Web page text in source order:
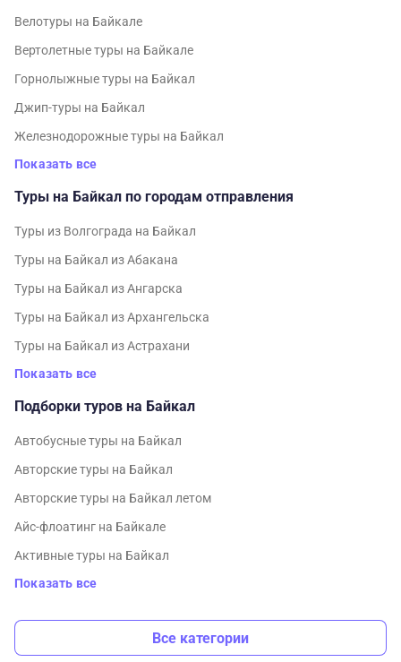
Велотуры на Байкале
Вертолетные туры на Байкале
Горнолыжные туры на Байкал
Джип-туры на Байкал
Железнодорожные туры на Байкал
Показать все
Туры на Байкал по городам отправления
Туры из Волгограда на Байкал
Туры на Байкал из Абакана
Туры на Байкал из Ангарска
Туры на Байкал из Архангельска
Туры на Байкал из Астрахани
Показать все
Подборки туров на Байкал
Автобусные туры на Байкал
Авторские туры на Байкал
Авторские туры на Байкал летом
Айс-флоатинг на Байкале
Активные туры на Байкал
Показать все
Все категории